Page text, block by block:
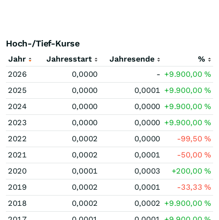
Hoch-/Tief-Kurse
Jahr Jahresstart Jahresende
%
2026
0,0000 - +9.900,00%
2025
0,0000 0,0001 +9.900,00%
2024
0,0000 0,0000 +9.900,00%
2023
0,0000 0,0000 +9.900,00%
2022
0,0002 0,0000 -99,50%
2021
0,0002 0,0001 -50,00%
2020
0,0001 0,0003 +200,00%
2019
0,0002 0,0001 -33,33%
2018
0,0002 0,0002 +9.900,00%